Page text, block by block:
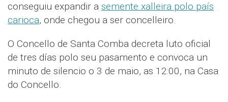
conseguiu expandir a semente xalleira polo país
carioca, onde chegou a ser concelleiro.
O Concello de Santa Comba decreta luto oficial
de tres días polo seu pasamento e convoca un
minuto de silencio o 3 de maio, as 12:00, na Casa
do Concello.